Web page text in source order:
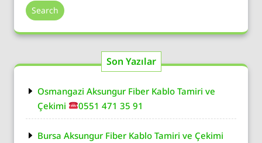
Search
Son Yazılar
Osmangazi Aksungur Fiber Kablo Tamiri ve
Çekimi
0551 471 35 91
Bursa Aksungur Fiber Kablo Tamiri ve Çekimi